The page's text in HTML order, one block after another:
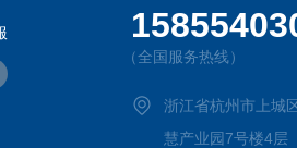
（全国服务热线）
浙江省杭州市上城
慧产业园7号楼4层